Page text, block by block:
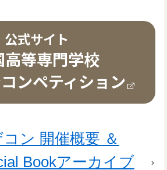
公式サイト
高等専門学校
ンペティション
ン 開催概要 ＆
Bookアーカイブ